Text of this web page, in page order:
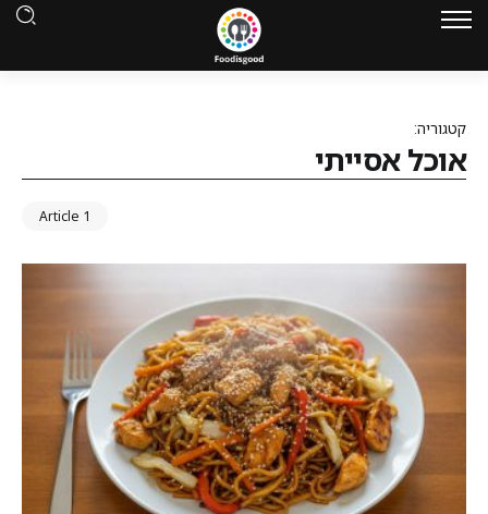
קטגוריה:
אוכל אסייתי
1 Article